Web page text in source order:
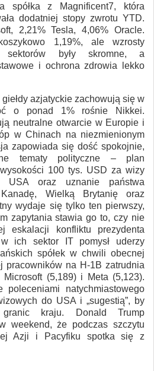
spółka z Magnificent7, która
dodatniej stopy zwrotu YTD.
2,21% Tesla, 4,06% Oracle.
1,19%, ale wzrosty
sektorów były skromne, a
i ochrona zdrowia lekko
azjatyckie zachowują się w
o ponad 1% rośnie Nikkei.
neutralne otwarcie w Europie i
w Chinach na niezmienionym
zapowiada się dość spokojnie,
tematy polityczne – plan
100 tys. USD za wizy
USA oraz uznanie państwa
Wielką Brytanię oraz
wydaje się tylko ten pierwszy,
zapytania stawia go to, czy nie
eskalacji konfliktu prezydenta
ich sektor IT pomysł uderzy
spółek w chwili obecnej
pracowników na H-1B zatrudnia
(5,189) i Meta (5,123).
poleceniami natychmiastowego
do USA i „sugestią”, by
kraju. Donald Trump
weekend, że podczas szczytu
Azji i Pacyfiku spotka się z